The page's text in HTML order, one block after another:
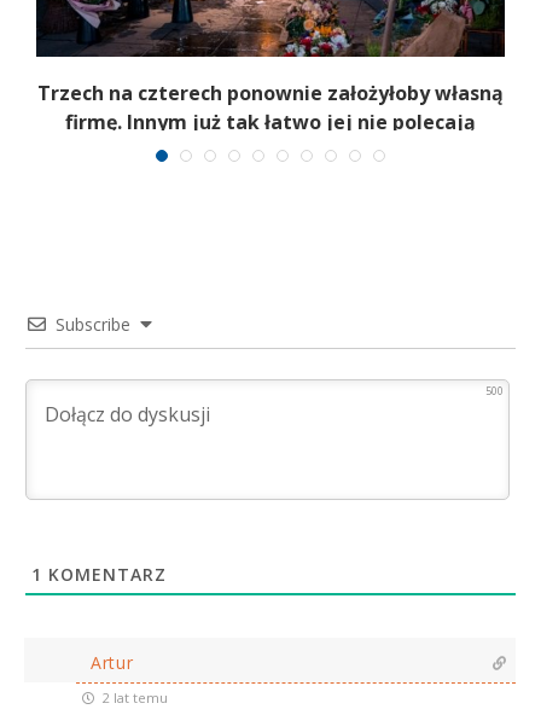
Trzech na czterech ponownie założyłoby własną
firmę. Innym już tak łatwo jej nie polecają
Subscribe
500
1 KOMENTARZ
Artur
2 lat temu